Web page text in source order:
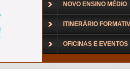
NOVO ENSINO MÉDIO
ITINERÁRIO
OFICINAS E EVENTOS